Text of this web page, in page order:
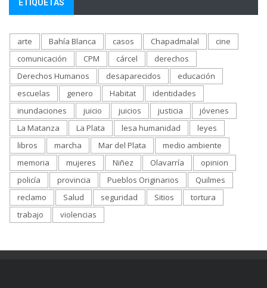
ETIQUETAS
arte Bahía Blanca casos Chapadmalal
cine
comunicación
CPM cárcel
derechos
Derechos Humanos
desaparecidos
educación
escuelas
genero Habitat
identidades
inundaciones
juicio juicios justicia
jóvenes
La Matanza
La Plata lesa humanidad
leyes
libros
marcha Mar del Plata
medio ambiente
memoria
mujeres Niñez Olavarría
opinion
policía
provincia Pueblos Originarios
Quilmes
reclamo
Salud seguridad Sitios
tortura
trabajo
violencias